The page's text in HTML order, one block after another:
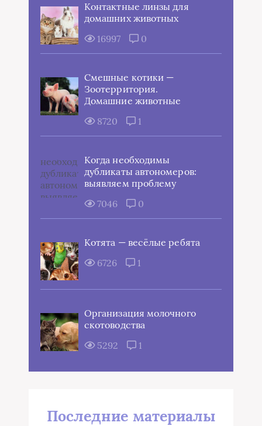
Контактные линзы для
домашних животных
16997
0
Смешные котики —
Зоотерритория.
Домашние животные
8720
1
Когда необходимы
дубликаты автономеров:
выявляем проблему
7046
0
Котята — весёлые ребята
6726
1
Организация молочного
скотоводства
5292
1
Последние материалы